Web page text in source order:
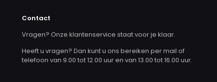
Contact
Vragen? Onze klantenservice staat voor je klaar.
Heeft u vragen? Dan kunt u ons bereiken per mail of
telefoon van 9.00 tot 12.00 uur en van 13.00 tot 16.00 uur.